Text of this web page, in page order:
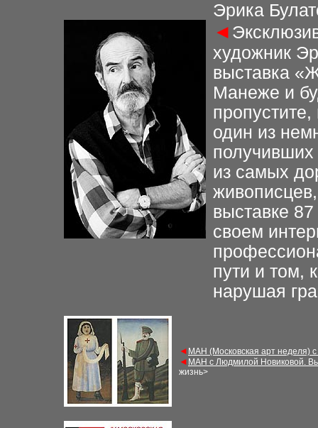
Эрика
◄
художник
выставка
Манеже и
один из
из самых
выставке
своем
пути и том,
нарушая
◄ МАН (Московская арт неделя)
◄ МАН с Людмилой Новиковой.
жизнь>